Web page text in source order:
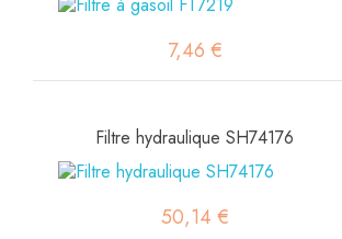
7,46 €
Filtre hydraulique SH74176
50,14 €